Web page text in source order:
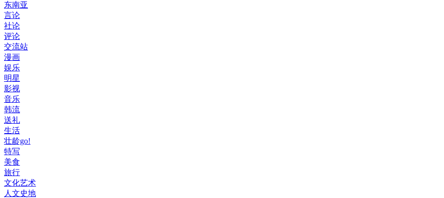
东南亚
言论
社论
评论
交流站
漫画
娱乐
明星
影视
音乐
韩流
送礼
生活
壮龄go!
特写
美食
旅行
文化艺术
人文史地